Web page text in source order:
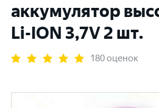
аккумулятор
Li-ION 3,7V 2 шт.
180 оценок